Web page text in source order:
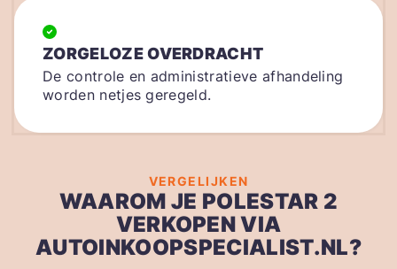
ZORGELOZE OVERDRACHT
De controle en administratieve afhandeling
worden netjes geregeld.
VERGELIJKEN
WAAROM JE POLESTAR 2
VERKOPEN VIA
AUTOINKOOPSPECIALIST.NL?